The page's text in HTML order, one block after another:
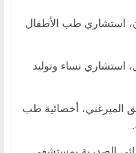
استشاري طب الأطفال
استشاري نساء وتوليد
الميرغني، أخصائية طب